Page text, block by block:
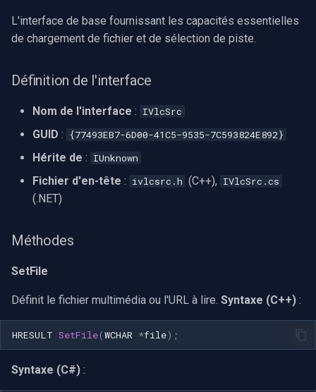
c
e
Serveur RTSP
ElevenLabs
Spécial
Pelco
Cisco
Milesight
Capture vidéo (WMV)
Exemple 2 : flux RTSP à
Exemple 3 : interface de
titres (Delphi)
Bonnes pratiques
Gestion des pistes
Interfaces associées
L'interface de base fournissant les capacités essentielles
de chargement de fichier et de sélection de piste.
Définition de l'interface
Nom de l'interface : IVlcSrc
GUID : {77493EB7-6D00-41C5-9535-7C593824E892}
Hérite de : IUnknown
Fichier d'en-tête : ivlcsrc.h (C++), IVlcSrc.cs
(.NET)
Méthodes
SetFile
Définit le fichier multimédia ou l'URL à lire. Syntaxe (C++) :
HRESULT SetFile(WCHAR *file);
Syntaxe (C#) :